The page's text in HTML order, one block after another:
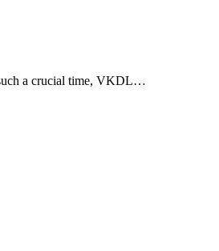
such a crucial time, VKDL…